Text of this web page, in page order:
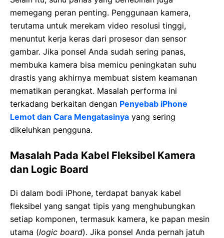
memegang peran penting. Penggunaan kamera,
terutama untuk merekam video resolusi tinggi,
menuntut kerja keras dari prosesor dan sensor
gambar. Jika ponsel Anda sudah sering panas,
membuka kamera bisa memicu peningkatan suhu
drastis yang akhirnya membuat sistem keamanan
mematikan perangkat. Masalah performa ini
terkadang berkaitan dengan Penyebab iPhone
Lemot dan Cara Mengatasinya yang sering
dikeluhkan pengguna.
Masalah Pada Kabel Fleksibel Kamera
dan Logic Board
Di dalam bodi iPhone, terdapat banyak kabel
fleksibel yang sangat tipis yang menghubungkan
setiap komponen, termasuk kamera, ke papan mesin
utama (logic board). Jika ponsel Anda pernah jatuh